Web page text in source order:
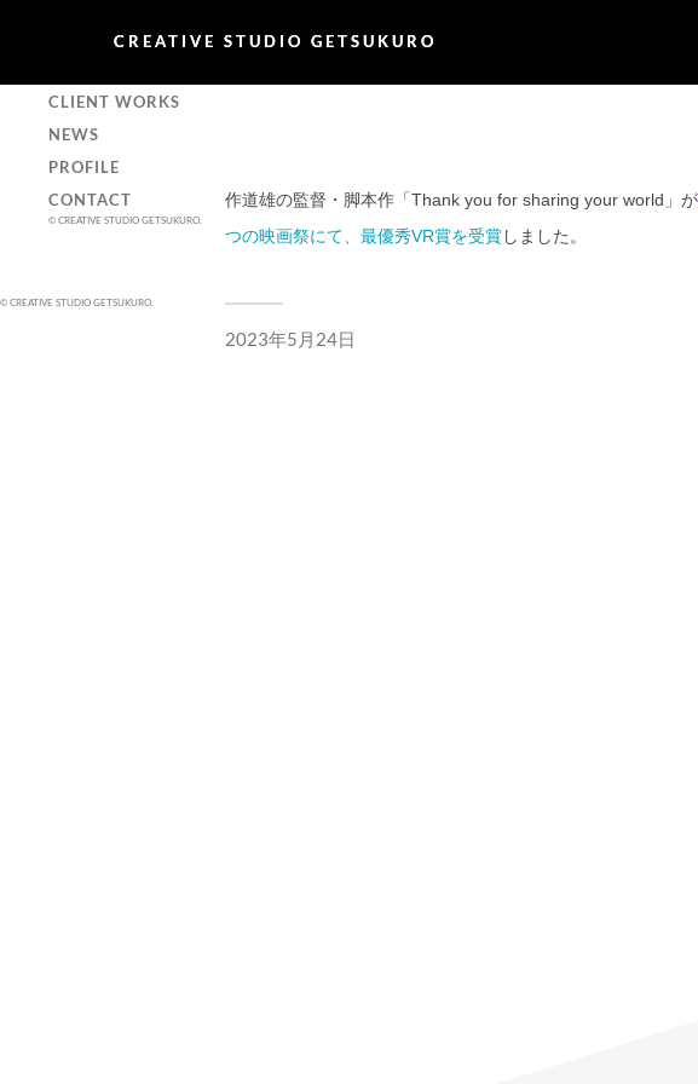
CREATIVE STUDIO GETSUKURO
CREATIVE STUDIO GETSUKURO
CLIENT WORKS
NEWS
PROFILE
CONTACT
© CREATIVE STUDIO GETSUKURO.
作道雄の監督・脚本作「Thank you for sharing your world」が
つの映画祭にて、最優秀VR賞を受賞しました。
2023年5月24日
© CREATIVE STUDIO GETSUKURO.